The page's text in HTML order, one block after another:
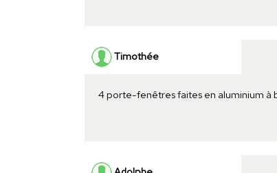
Timothée
4 porte-fenêtres faites en aluminium à